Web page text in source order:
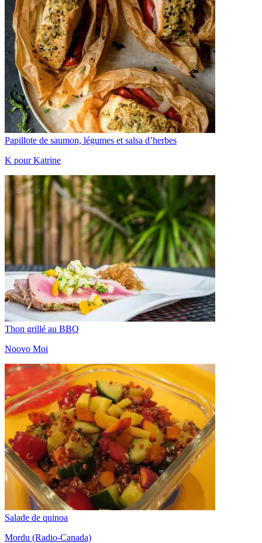
Papillote de saumon, légumes et salsa d’herbes
K pour Katrine
Thon grillé au BBQ
Noovo Moi
Salade de quinoa
Mordu (Radio-Canada)